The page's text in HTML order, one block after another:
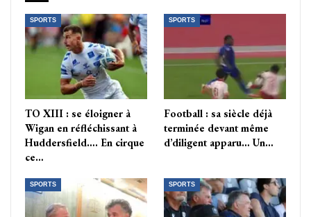
SPORTS
TO XIII : se éloigner à
Wigan en réfléchissant à
Huddersfield…. En cirque
ce…
SPORTS
Football : sa siècle déjà
terminée devant même
d’diligent apparu… Un…
SPORTS SPORTS